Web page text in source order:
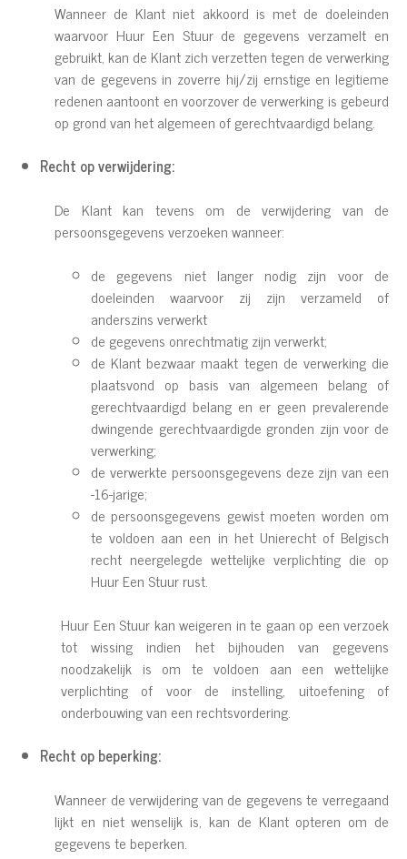
Wanneer de Klant niet akkoord is met de doeleinden
waarvoor Huur Een Stuur de gegevens verzamelt en
gebruikt, kan de Klant zich verzetten tegen de verwerking
van de gegevens in zoverre hij/zij ernstige en legitieme
redenen aantoont en voorzover de verwerking is gebeurd
op grond van het algemeen of gerechtvaardigd belang.
Recht op verwijdering:
De Klant kan tevens om de verwijdering van de
persoonsgegevens verzoeken wanneer:
de gegevens niet langer nodig zijn voor de
doeleinden waarvoor zij zijn verzameld of
anderszins verwerkt
de gegevens onrechtmatig zijn verwerkt;
de Klant bezwaar maakt tegen de verwerking die
plaatsvond op basis van algemeen belang of
gerechtvaardigd belang en er geen prevalerende
dwingende gerechtvaardigde gronden zijn voor de
verwerking;
de verwerkte persoonsgegevens deze zijn van een
-16-jarige;
de persoonsgegevens gewist moeten worden om
te voldoen aan een in het Unierecht of Belgisch
recht neergelegde wettelijke verplichting die op
Huur Een Stuur rust.
Huur Een Stuur kan weigeren in te gaan op een verzoek
tot wissing indien het bijhouden van gegevens
noodzakelijk is om te voldoen aan een wettelijke
verplichting of voor de instelling, uitoefening of
onderbouwing van een rechtsvordering.
Recht op beperking:
Wanneer de verwijdering van de gegevens te verregaand
lijkt en niet wenselijk is, kan de Klant opteren om de
gegevens te beperken.